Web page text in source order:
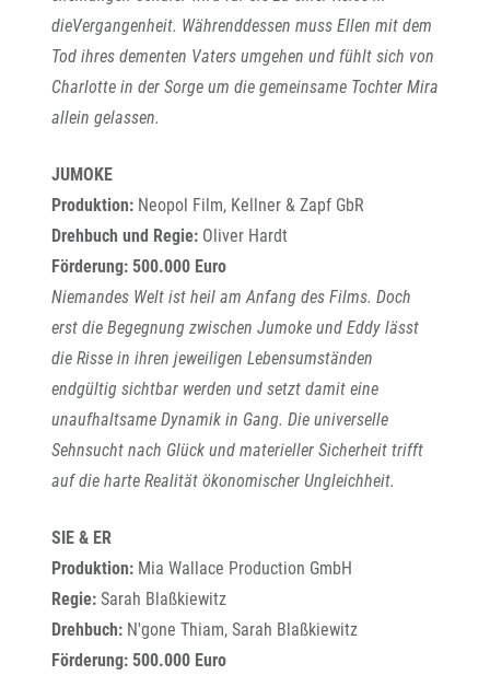
dieVergangenheit. Währenddessen muss Ellen mit dem
Tod ihres dementen Vaters umgehen und fühlt sich von
Charlotte in der Sorge um die gemeinsame Tochter Mira
allein gelassen.
JUMOKE
Produktion: Neopol Film, Kellner & Zapf GbR
Drehbuch und Regie: Oliver Hardt
Förderung: 500.000 Euro
Niemandes Welt ist heil am Anfang des Films. Doch
erst die Begegnung zwischen Jumoke und Eddy lässt
die Risse in ihren jeweiligen Lebensumständen
endgültig sichtbar werden und setzt damit eine
unaufhaltsame Dynamik in Gang. Die universelle
Sehnsucht nach Glück und materieller Sicherheit trifft
auf die harte Realität ökonomischer Ungleichheit.
SIE & ER
Produktion: Mia Wallace Production GmbH
Regie: Sarah Blaßkiewitz
Drehbuch: N'gone Thiam, Sarah Blaßkiewitz
Förderung: 500.000 Euro